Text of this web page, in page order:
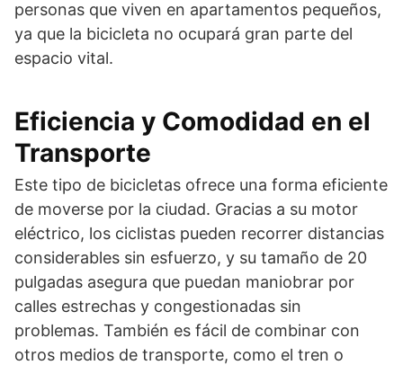
personas que viven en apartamentos pequeños,
ya que la bicicleta no ocupará gran parte del
espacio vital.
Eficiencia y Comodidad en el
Transporte
Este tipo de bicicletas ofrece una forma eficiente
de moverse por la ciudad. Gracias a su motor
eléctrico, los ciclistas pueden recorrer distancias
considerables sin esfuerzo, y su tamaño de 20
pulgadas asegura que puedan maniobrar por
calles estrechas y congestionadas sin
problemas. También es fácil de combinar con
otros medios de transporte, como el tren o